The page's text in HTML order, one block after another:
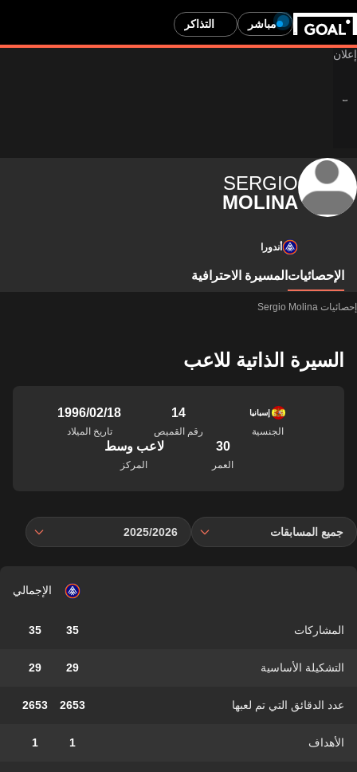
مباشر التذاكر
SERGIO
MOLINA
أندورا
الإحصائيات المسيرة الاحترافية
إحصائيات Sergio Molina
السيرة الذاتية للاعب
إسبانيا
الجنسية
14
رقم القميص
18‏/02‏/1996
تاريخ الميلاد
30
العمر
لاعب وسط
المركز
جميع المسابقات 2025/2026
الإجمالي
المشاركات 35
35
التشكيلة الأساسية 29
29
عدد الدقائق التي تم لعبها 2653
2653
الأهداف 1
1